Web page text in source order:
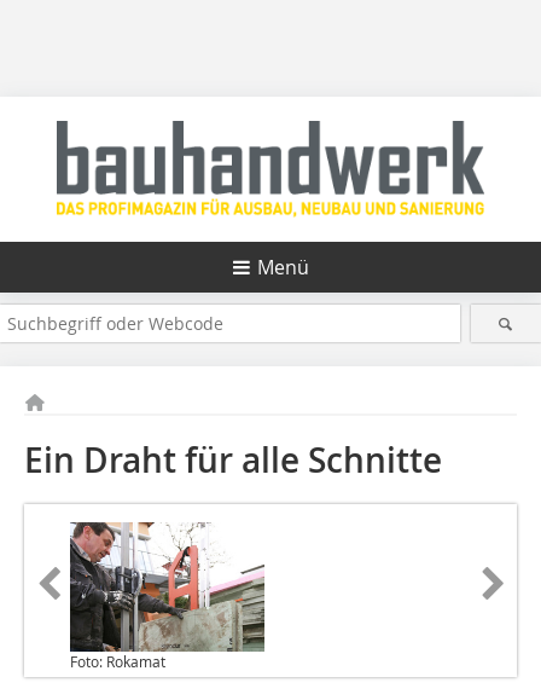
Menü
Ein Draht für alle Schnitte
Foto: Rokamat